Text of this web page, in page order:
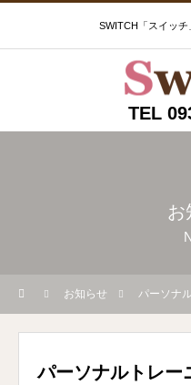
SWITCH「スイッ
TEL
お
お知らせ パーソナ
パーソナルトレー